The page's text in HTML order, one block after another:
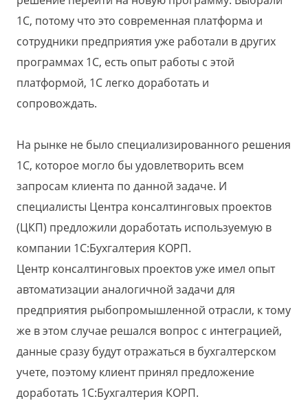
1С, потому что это современная платформа и
сотрудники предприятия уже работали в других
программах 1С, есть опыт работы с этой
платформой, 1С легко доработать и
сопровождать.
На рынке не было специализированного решения
1С, которое могло бы удовлетворить всем
запросам клиента по данной задаче. И
специалисты Центра консалтинговых проектов
(ЦКП) предложили доработать используемую в
компании 1С:Бухгалтерия КОРП.
Центр консалтинговых проектов уже имел опыт
автоматизации аналогичной задачи для
предприятия рыбопромышленной отрасли, к тому
же в этом случае решался вопрос с интеграцией,
данные сразу будут отражаться в бухгалтерском
учете, поэтому клиент принял предложение
доработать 1С:Бухгалтерия КОРП.